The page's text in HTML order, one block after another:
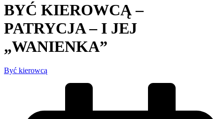
BYĆ KIEROWCĄ –
PATRYCJA – I JEJ
„WANIENKA”
Być kierowcą